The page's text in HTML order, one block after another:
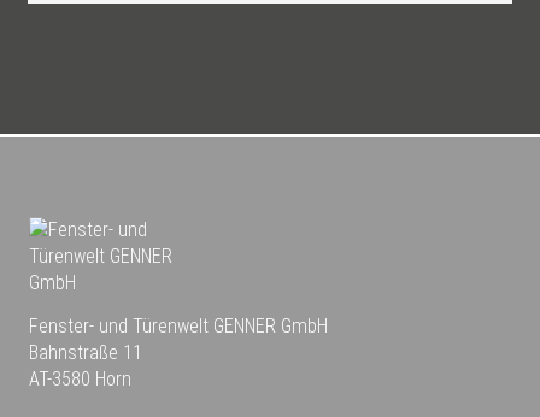
Fenster- und Türenwelt GENNER GmbH
Bahnstraße 11
AT-3580 Horn